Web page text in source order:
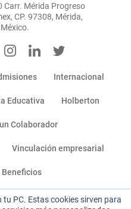
PC. Estas cookies sirven para
Carr. Mérida Progreso
CP. 97308, Mérida,
Internacional
Educativa Holberton
Colaborador
Vinculación empresarial